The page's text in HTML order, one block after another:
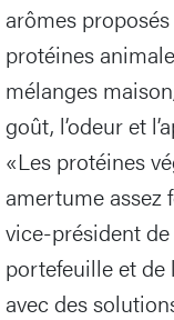
arômes
protéines
mélanges
goût, l’odeur et
«Les protéines
amertume assez
vice-président
portefeuille et de
avec des